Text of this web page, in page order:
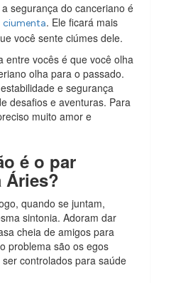
segurança do canceriano é
ciumenta. Ele ficará mais
você sente ciúmes dele.
entre vocês é que você olha
olha para o passado.
e segurança
desafios e aventuras. Para
muito amor e
é o par
Áries?
quando se juntam,
sintonia. Adoram dar
cheia de amigos para
problema são os egos
controlados para saúde